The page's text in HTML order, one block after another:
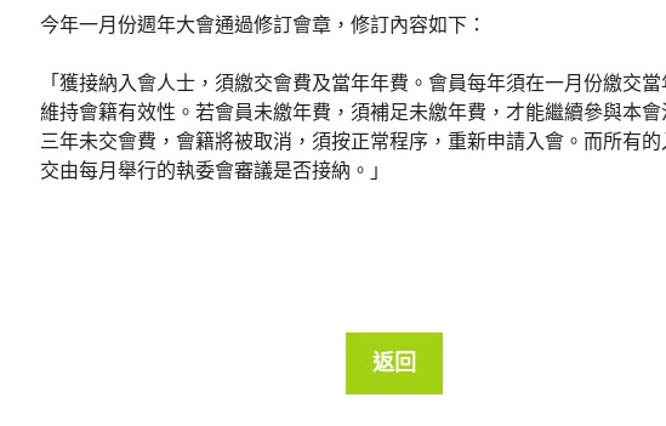
今年一月份週年大會通過修訂會章，修訂內容如下：
「獲接納入會人士，須繳交會費及當年年費。會員每年須在一月份繳交
維持會籍有效性。若會員未繳年費，須補足未繳年費，才能繼續參與本
三年未交會費，會籍將被取消，須按正常程序，重新申請入會。而所有
交由每月舉行的執委會審議是否接納。」
返回